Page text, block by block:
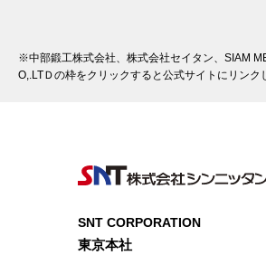
※中部鍛工株式会社、株式会社セイタン、SIAM
O,.LTＤの枠をクリックすると公式サイトにリンク
SNT CORPORATION
東京本社